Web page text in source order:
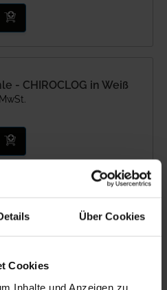
Über Cookies
Cookies
Inhalte und Anzeigen zu
- CHIROCLOG in Weiß